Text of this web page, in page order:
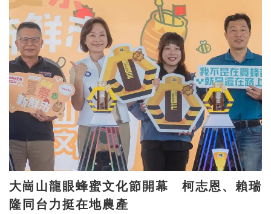
大崗山龍眼蜂蜜文化節開幕 柯志恩、賴瑞
隆同台力挺在地農產